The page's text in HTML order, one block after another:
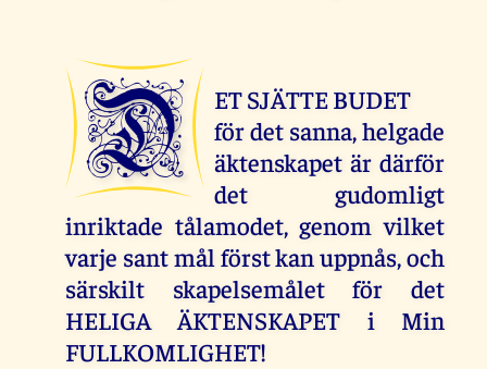
D
ET SJÄTTE BUDET
för det sanna, helgade
äktenskapet är därför
det gudomligt
inriktade tålamodet, genom vilket
varje sant mål först kan uppnås, och
särskilt skapelsemålet för det
HELIGA ÄKTENSKAPET i Min
FULLKOMLIGHET!